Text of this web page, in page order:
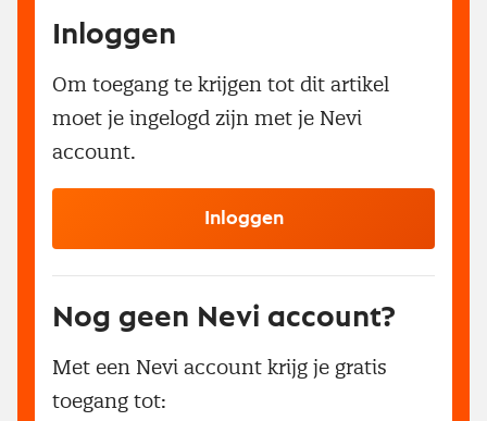
Inloggen
Om toegang te krijgen tot dit artikel
moet je ingelogd zijn met je Nevi
account.
Inloggen
Nog geen Nevi account?
Met een Nevi account krijg je gratis
toegang tot: